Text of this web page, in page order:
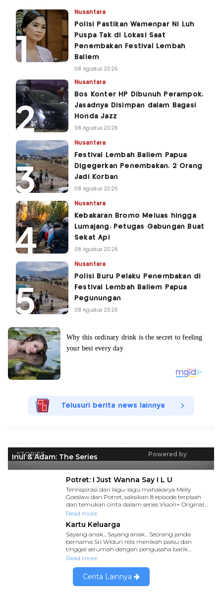
Nusantara
Polisi Pastikan Wamenpar Ni Luh
Puspa Tak di Lokasi Saat
Penembakan Festival Lembah
Baliem
08 Agustus 2026
Nusantara
Bos Konter HP Dibunuh Perampok,
Jasadnya Disimpan dalam Bagasi
Honda Jazz
08 Agustus 2026
Nusantara
Festival Lembah Baliem Papua
Digegerkan Penembakan, 2 Orang
Jadi Korban
08 Agustus 2026
Nusantara
Kebakaran Bromo Meluas hingga
Lumajang, Petugas Gabungan Buat
Sekat Api
08 Agustus 2026
Nusantara
Polisi Buru Pelaku Penembakan di
Festival Lembah Baliem Papua
Pegunungan
08 Agustus 2026
Telusuri berita news lainnya